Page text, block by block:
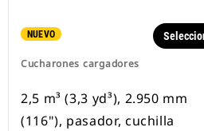
NUEVO
Cucharones cargadores
2,5 m³ (3,3 yd³), 2.950 mm
(116"), pasador, cuchilla